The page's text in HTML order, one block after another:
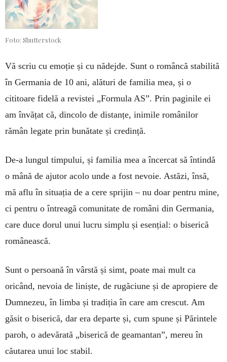
Foto: Shutterstock
Vă scriu cu emoție și cu nădejde. Sunt o româncă stabilită
în Germania de 10 ani, alături de familia mea, și o
cititoare fidelă a revistei „Formula AS”. Prin paginile ei
am învățat că, dincolo de distanțe, inimile românilor
rămân legate prin bunătate și credință.
De-a lungul timpului, și familia mea a încercat să întindă
o mână de ajutor acolo unde a fost nevoie. Astăzi, însă,
mă aflu în situația de a cere sprijin – nu doar pentru mine,
ci pentru o întreagă comunitate de români din Germania,
care duce dorul unui lucru simplu și esențial: o biserică
românească.
Sunt o persoană în vârstă și simt, poate mai mult ca
oricând, nevoia de liniște, de rugăciune și de apropiere de
Dumnezeu, în limba și tradiția în care am crescut. Am
găsit o biserică, dar era departe și, cum spune și Părintele
paroh, o adevărată „biserică de geamantan”, mereu în
căutarea unui loc stabil.